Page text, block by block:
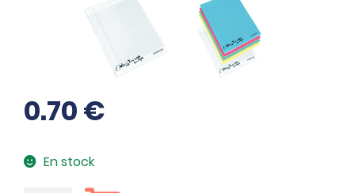
0.70€
En stock